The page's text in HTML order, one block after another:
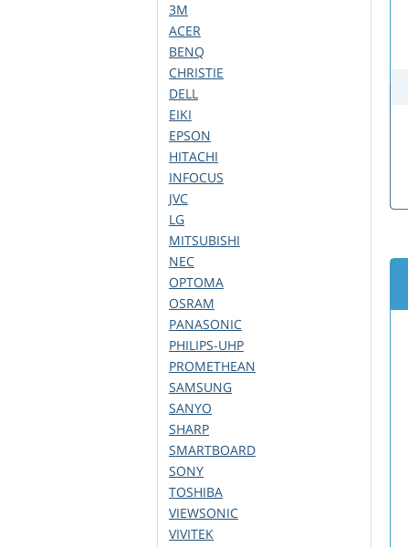
3M
ACER
BENQ
CHRISTIE
DELL
EIKI
EPSON
HITACHI
INFOCUS
JVC
LG
MITSUBISHI
NEC
OPTOMA
OSRAM
PANASONIC
PHILIPS-UHP
PROMETHEAN
SAMSUNG
SANYO
SHARP
SMARTBOARD
SONY
TOSHIBA
VIEWSONIC
VIVITEK